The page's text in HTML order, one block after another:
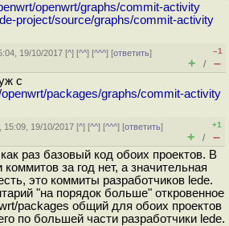
openwrt/graphs/commit-activity
project/source/graphs/commit-activity
19/10/2017 [^] [^^] [^^^] [ответить]
–1
+ / –
с
packages/graphs/commit-activity
15:09, 19/10/2017 [^] [^^] [^^^] [ответить]
+1
+ / –
раз базовый код обоих проектов. В
коммитов за год нет, а значительная
это коммиты разработчиков lede.
"на порядок больше" откровенное
packages общий для обоих проектов
по большей части разработчики lede.